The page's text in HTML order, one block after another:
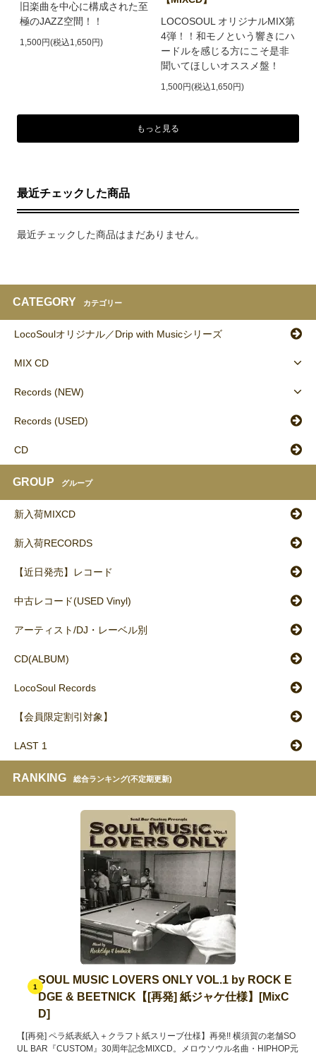
旧楽曲を中心に構成された至
極のJAZZ空間！！
1,500円(税込1,650円)
LOCOSOUL オリジナルMIX第
4弾！！和モノという響きにハ
ードルを感じる方にこそ是非
聞いてほしいオススメ盤！
1,500円(税込1,650円)
もっと見る
最近チェックした商品
最近チェックした商品はまだありません。
CATEGORY カテゴリー
LocoSoulオリジナル／Drip with Musicシリーズ
MIX CD
Records (NEW)
Records (USED)
CD
GROUP グループ
新入荷MIXCD
新入荷RECORDS
【近日発売】レコード
中古レコード(USED Vinyl)
アーティスト/DJ・レーベル別
CD(ALBUM)
LocoSoul Records
【会員限定割引対象】
LAST 1
RANKING 総合ランキング(不定期更新)
1
SOUL MUSIC LOVERS ONLY VOL.1 by ROCK E
DGE & BEETNICK【[再発] 紙ジャケ仕様】[MixC
D]
【[再発] ペラ紙表紙入＋クラフト紙スリーブ仕様】再発!! 横須賀の老舗SO
UL BAR『CUSTOM』30周年記念MIXCD。メロウソウル名曲・HIPHOP元